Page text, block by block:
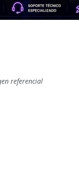
referencial